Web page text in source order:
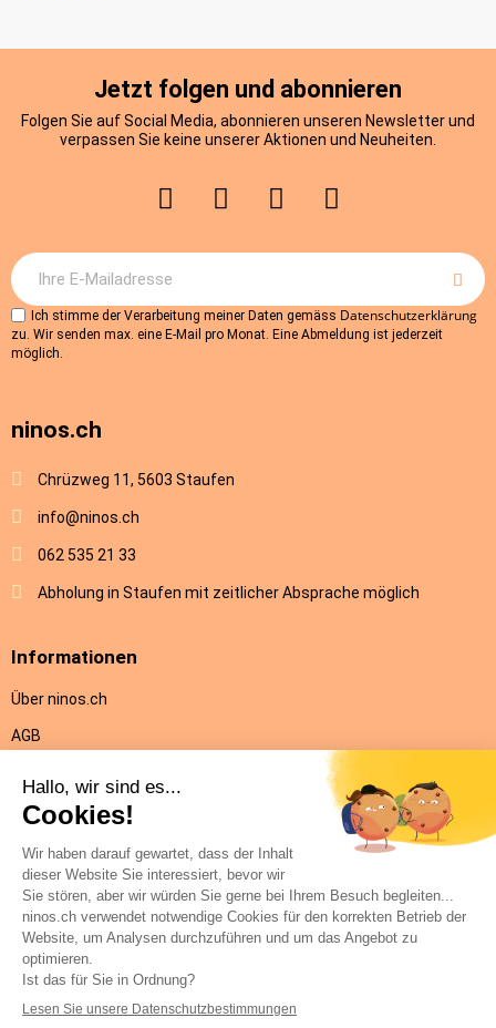
Jetzt folgen und abonnieren
Folgen Sie auf Social Media, abonnieren unseren Newsletter und
verpassen Sie keine unserer Aktionen und Neuheiten.
Ich stimme der Verarbeitung meiner Daten gemäss Datenschutzerklärung
zu. Wir senden max. eine E-Mail pro Monat. Eine Abmeldung ist jederzeit
möglich.
ninos.ch
Chrüzweg 11, 5603 Staufen
info@ninos.ch
062 535 21 33
Abholung in Staufen mit zeitlicher Absprache möglich
Informationen
Über ninos.ch
AGB
Rückgabe
Datenschutz
Impressum
Hilfe
Kontakt